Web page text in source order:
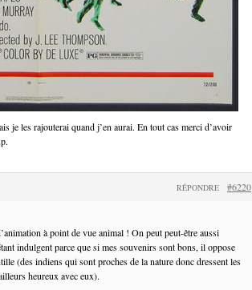
je les rajouterai quand j’en aurai. En tout cas merci d’avoir
#6220
RÉPONDRE
à point de vue animal ! On peut peut-être aussi
indulgent parce que si mes souvenirs sont bons, il oppose
(des indiens qui sont proches de la nature donc dressent les
heureux avec eux).